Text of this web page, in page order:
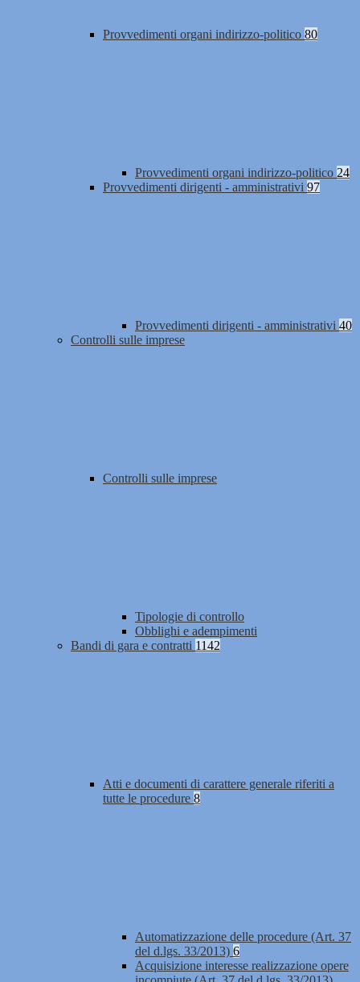
Provvedimenti organi indirizzo-politico 80
Provvedimenti organi indirizzo-politico 24
Provvedimenti dirigenti - amministrativi 97
Provvedimenti dirigenti - amministrativi 40
Controlli sulle imprese
Controlli sulle imprese
Tipologie di controllo
Obblighi e adempimenti
Bandi di gara e contratti 1142
Atti e documenti di carattere generale riferiti a
tutte le procedure 8
Automatizzazione delle procedure (Art. 37
del d.lgs. 33/2013) 6
Acquisizione interesse realizzazione opere